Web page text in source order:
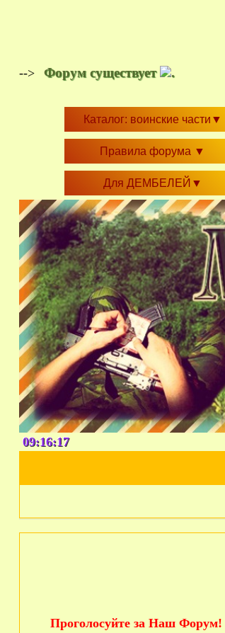
--> Форум существует .
Каталог: воинские части ▼
Правила форума ▼
Для ДЕМБЕЛЕЙ ▼
09:16:18
Проголосуйте за Наш Форум!